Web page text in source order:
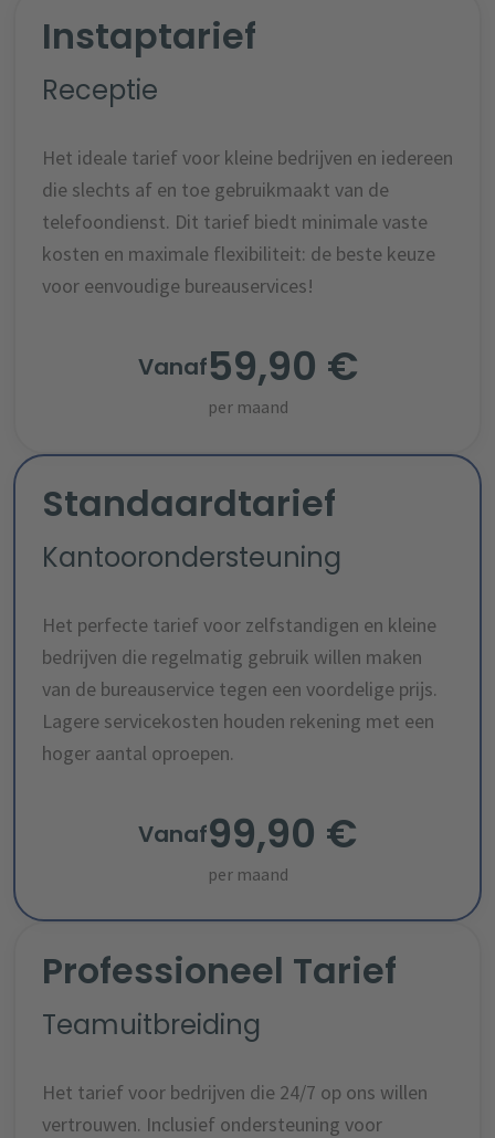
Instaptarief
Receptie
Het ideale tarief voor kleine bedrijven en iedereen
die slechts af en toe gebruikmaakt van de
telefoondienst. Dit tarief biedt minimale vaste
kosten en maximale flexibiliteit: de beste keuze
voor eenvoudige bureauservices!
Vanaf59,90 €
per maand
Standaardtarief
Kantoorondersteuning
Het perfecte tarief voor zelfstandigen en kleine
bedrijven die regelmatig gebruik willen maken
van de bureauservice tegen een voordelige prijs.
Lagere servicekosten houden rekening met een
hoger aantal oproepen.
Vanaf99,90 €
per maand
Professioneel Tarief
Teamuitbreiding
Het tarief voor bedrijven die 24/7 op ons willen
vertrouwen. Inclusief ondersteuning voor